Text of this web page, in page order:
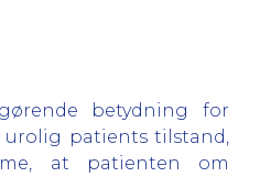
betydning for
patients tilstand,
at patienten om